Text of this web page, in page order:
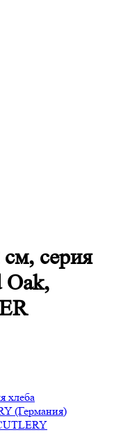
серия
Oak,
хлеба
(Германия)